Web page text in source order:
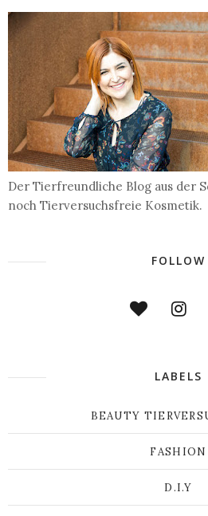
Der Tierfreundliche Blog aus der
noch Tierversuchsfreie Kosmetik.
FOLLOW
LABELS
BEAUTY
FASHION
D.I.Y